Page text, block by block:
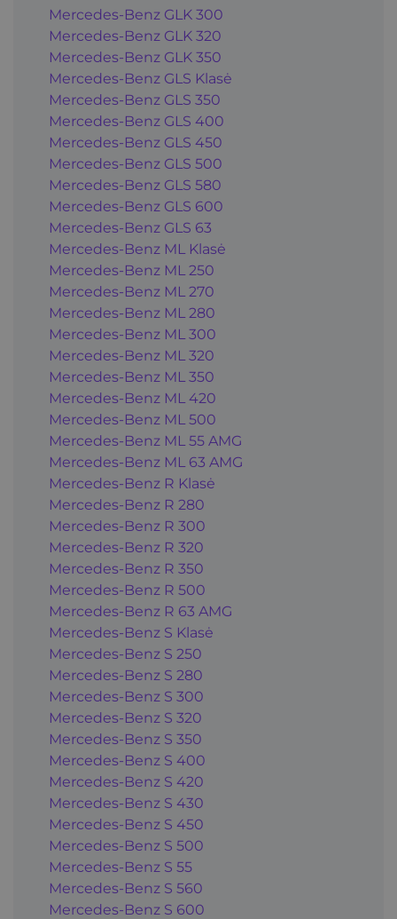
Mercedes-Benz GLK 300
Mercedes-Benz GLK 320
Mercedes-Benz GLK 350
Mercedes-Benz GLS Klasė
Mercedes-Benz GLS 350
Mercedes-Benz GLS 400
Mercedes-Benz GLS 450
Mercedes-Benz GLS 500
Mercedes-Benz GLS 580
Mercedes-Benz GLS 600
Mercedes-Benz GLS 63
Mercedes-Benz ML Klasė
Mercedes-Benz ML 250
Mercedes-Benz ML 270
Mercedes-Benz ML 280
Mercedes-Benz ML 300
Mercedes-Benz ML 320
Mercedes-Benz ML 350
Mercedes-Benz ML 420
Mercedes-Benz ML 500
Mercedes-Benz ML 55 AMG
Mercedes-Benz ML 63 AMG
Mercedes-Benz R Klasė
Mercedes-Benz R 280
Mercedes-Benz R 300
Mercedes-Benz R 320
Mercedes-Benz R 350
Mercedes-Benz R 500
Mercedes-Benz R 63 AMG
Mercedes-Benz S Klasė
Mercedes-Benz S 250
Mercedes-Benz S 280
Mercedes-Benz S 300
Mercedes-Benz S 320
Mercedes-Benz S 350
Mercedes-Benz S 400
Mercedes-Benz S 420
Mercedes-Benz S 430
Mercedes-Benz S 450
Mercedes-Benz S 500
Mercedes-Benz S 55
Mercedes-Benz S 560
Mercedes-Benz S 600